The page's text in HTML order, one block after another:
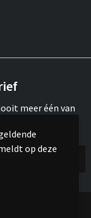
meer één van
op deze